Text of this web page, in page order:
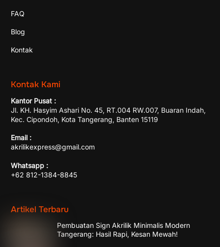
FAQ
Blog
Kontak
Kontak Kami
Kantor Pusat :
Jl. KH. Hasyim Ashari No. 45, RT.004 RW.007, Buaran Indah,
Kec. Cipondoh, Kota Tangerang, Banten 15119
Email :
akrilikexpress@gmail.com
Whatsapp :
+62 812-1384-8845
Artikel Terbaru
Pembuatan Sign Akrilik Minimalis Modern
Tangerang: Hasil Rapi, Kesan Mewah!